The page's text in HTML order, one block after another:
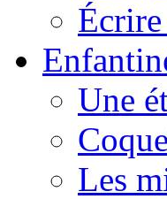
Une
Les